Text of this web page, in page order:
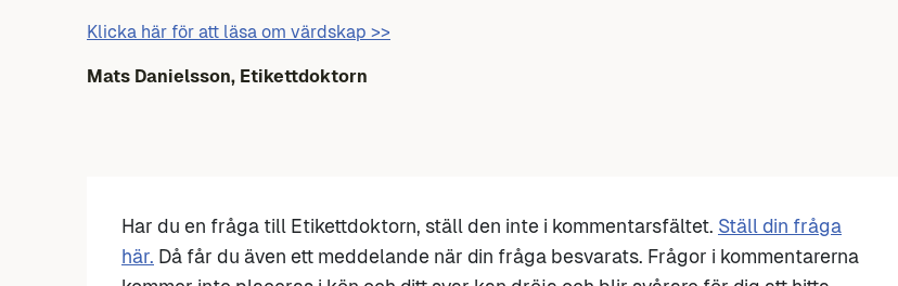
Klicka här för att läsa om värdskap >>
Mats Danielsson, Etikettdoktorn
Har du en fråga till Etikettdoktorn, ställ den inte i kommentarsfältet. Ställ din fråga
här. Då får du även ett meddelande när din fråga besvarats. Frågor i kommentarerna